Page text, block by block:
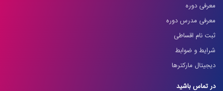
معرفی دوره
معرفی مدرس دوره
ثبت نام اقساطی
شرایط و ضوابط
دیجیتال مارکترها
در تماس باشید